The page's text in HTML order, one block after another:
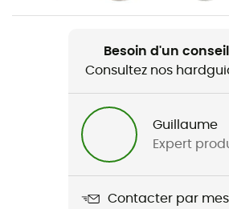
Nom du produit
Besoin d'un conseil
Consultez nos
Guillaume
Expert
Contacter par